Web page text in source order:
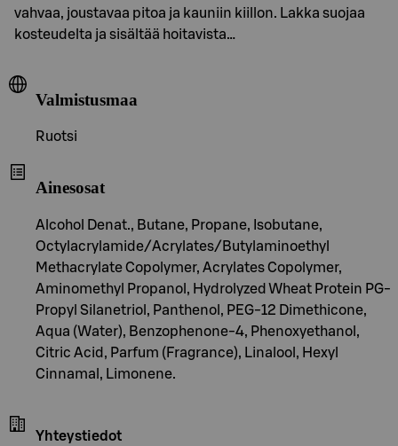
vahvaa, joustavaa pitoa ja kauniin kiillon. Lakka suojaa
kosteudelta ja sisältää hoitavista…
Valmistusmaa
Ruotsi
Ainesosat
Alcohol Denat., Butane, Propane, Isobutane,
Octylacrylamide/Acrylates/Butylaminoethyl
Methacrylate Copolymer, Acrylates Copolymer,
Aminomethyl Propanol, Hydrolyzed Wheat Protein PG-
Propyl Silanetriol, Panthenol, PEG-12 Dimethicone,
Aqua (Water), Benzophenone-4, Phenoxyethanol,
Citric Acid, Parfum (Fragrance), Linalool, Hexyl
Cinnamal, Limonene.
Yhteystiedot